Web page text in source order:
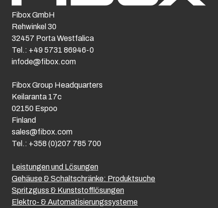
Leistungen und Lösungen
Gehäuse & Schaltschränke: Produktsuche
Spritzguss & Kunststofflösungen
Elektro- & Automatisierungssysteme
Fibox GmbH
Rehwinkel 30
32457 Porta Westfalica
Tel.: +49 5731 86946-0
infode@fibox.com
Fibox Group Headquarters
Keilaranta 17c
02150 Espoo
Finland
sales@fibox.com
Tel.: +358 (0)207 785 700